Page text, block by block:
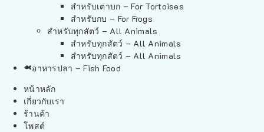
สำหรับเต่าบก – For Tortoises
สำหรับกบ – For Frogs
สำหรับทุกสัตว์ – All Animals
สำหรับทุกสัตว์ – All Animals
สำหรับทุกสัตว์ – All Animals
อาหารปลา – Fish Food
หน้าหลัก
เกี่ยวกับเรา
ร้านค้า
โพสต์